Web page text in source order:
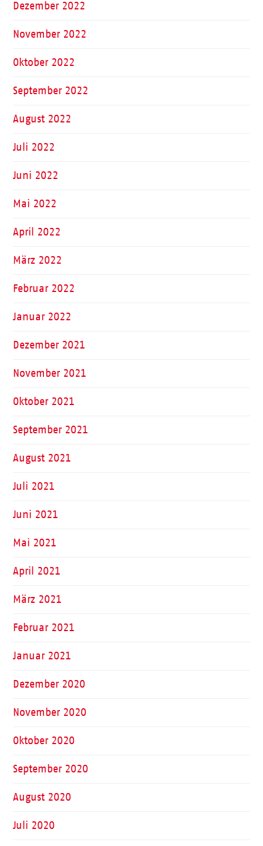
Dezember 2022
November 2022
Oktober 2022
September 2022
August 2022
Juli 2022
Juni 2022
Mai 2022
April 2022
März 2022
Februar 2022
Januar 2022
Dezember 2021
November 2021
Oktober 2021
September 2021
August 2021
Juli 2021
Juni 2021
Mai 2021
April 2021
März 2021
Februar 2021
Januar 2021
Dezember 2020
November 2020
Oktober 2020
September 2020
August 2020
Juli 2020